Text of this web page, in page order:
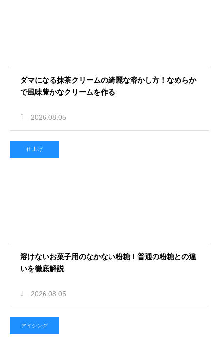
ダマになる抹茶クリームの綺麗な溶かし方！なめらか
で風味豊かなクリームを作る
2026.08.05
仕上げ
溶けないお菓子用のなかない粉糖！普通の粉糖との違
いを徹底解説
2026.08.05
アイシング